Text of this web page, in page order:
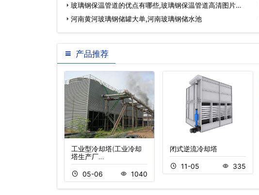
玻璃钢保温管道的优点有哪些,玻璃钢保温管道高清图片…
河南黄河玻璃钢储罐大单,河南玻璃钢储水池
产品推荐
工业型冷却塔(工业冷却
塔生产厂…
05-06 1040
闭式逆流冷却塔
11-05 335